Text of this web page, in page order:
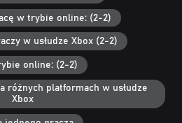
w trybie online: (2-2)
w usłudze Xbox (2-2)
online: (2-2)
różnych platformach w usłudze
Xbox